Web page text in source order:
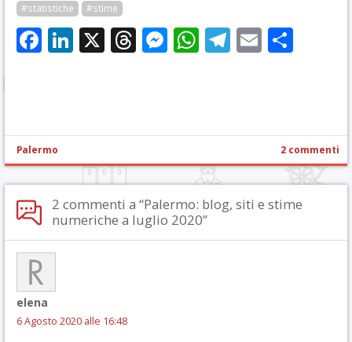
#statistiche #stime
Facebook
LinkedIn
X Threads
Messenger
WhatsApp
Telegram
Email
Palermo 2 commenti
2 commenti a “Palermo: blog, siti e stime
numeriche a luglio 2020”
elena
6 Agosto 2020 alle 16:48